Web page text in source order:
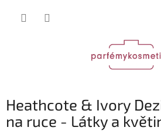
Heathcote & Ivory
na ruce - Látky a